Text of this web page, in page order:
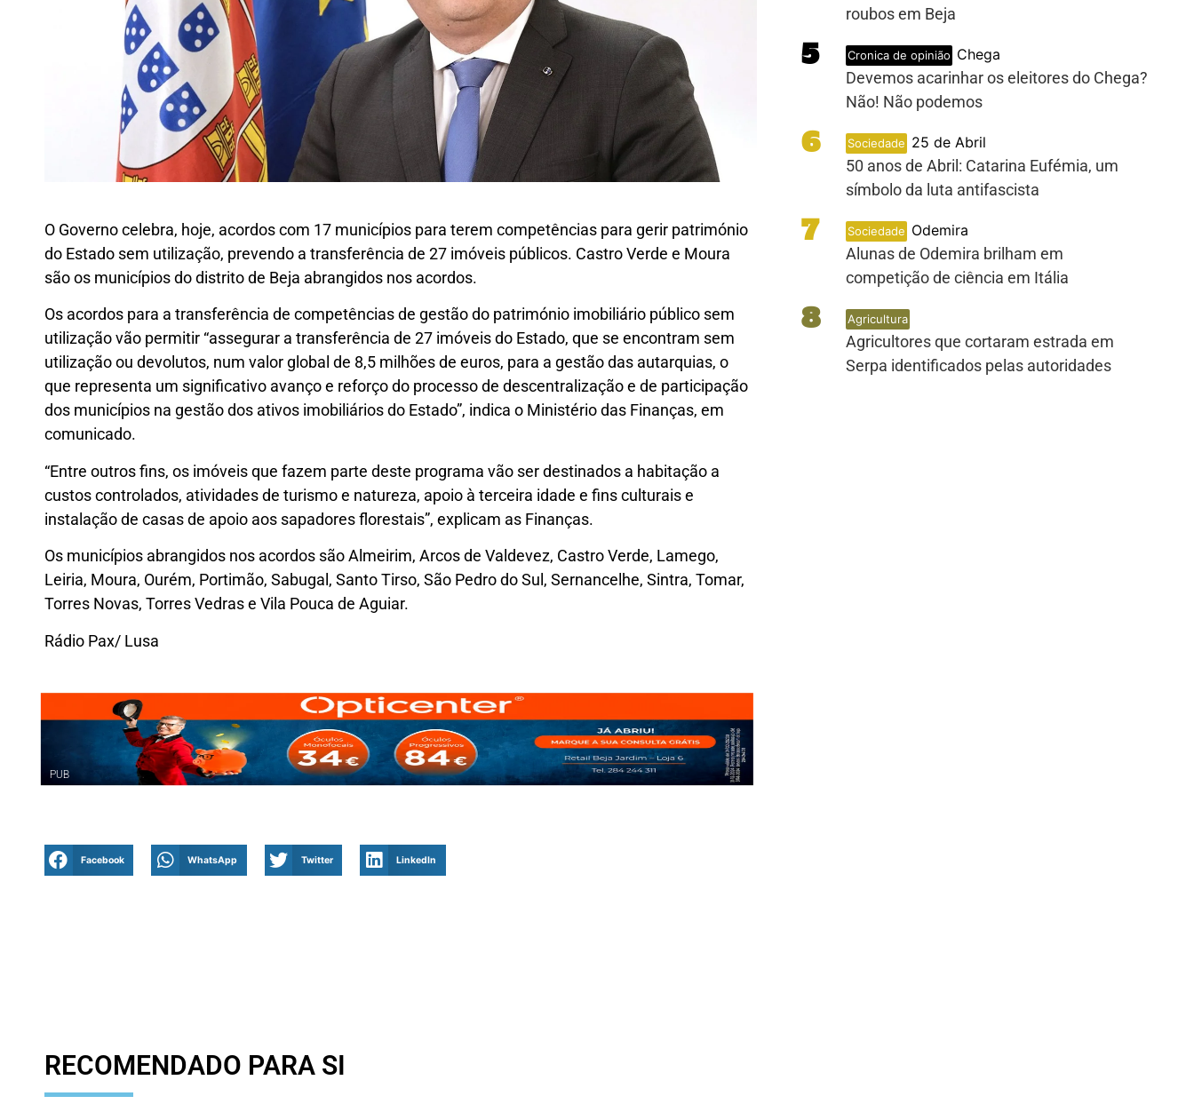
O Governo celebra, hoje, acordos com 17 municípios para terem competências para gerir património
do Estado sem utilização, prevendo a transferência de 27 imóveis públicos. Castro Verde e Moura
são os municípios do distrito de Beja abrangidos nos acordos.
Os acordos para a transferência de competências de gestão do património imobiliário público sem
utilização vão permitir “assegurar a transferência de 27 imóveis do Estado, que se encontram sem
utilização ou devolutos, num valor global de 8,5 milhões de euros, para a gestão das autarquias, o
que representa um significativo avanço e reforço do processo de descentralização e de participação
dos municípios na gestão dos ativos imobiliários do Estado”, indica o Ministério das Finanças, em
comunicado.
“Entre outros fins, os imóveis que fazem parte deste programa vão ser destinados a habitação a
custos controlados, atividades de turismo e natureza, apoio à terceira idade e fins culturais e
instalação de casas de apoio aos sapadores florestais”, explicam as Finanças.
Os municípios abrangidos nos acordos são Almeirim, Arcos de Valdevez, Castro Verde, Lamego,
Leiria, Moura, Ourém, Portimão, Sabugal, Santo Tirso, São Pedro do Sul, Sernancelhe, Sintra, Tomar,
Torres Novas, Torres Vedras e Vila Pouca de Aguiar.
Rádio Pax/ Lusa
Facebook WhatsApp Twitter LinkedIn
roubos em Beja
5 Cronica de opinião Chega
Devemos acarinhar os eleitores do Chega?
Não! Não podemos
6 Sociedade 25 de Abril
50 anos de Abril: Catarina Eufémia, um
símbolo da luta antifascista
7 Sociedade Odemira
Alunas de Odemira brilham em
competição de ciência em Itália
8 Agricultura
Agricultores que cortaram estrada em
Serpa identificados pelas autoridades
RECOMENDADO PARA SI